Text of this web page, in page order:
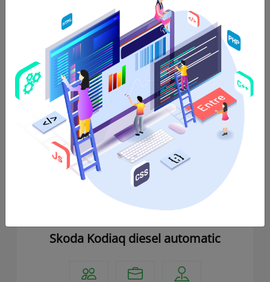
Πόρτες, Επιβαίνοντες, 4Αποσκευές,Αυτόματο
Κιβώτιο,Υβριδικό,AC,Bluetooth
USB
Δείτε Αναλυτικά
Skoda Kodiaq diesel automatic